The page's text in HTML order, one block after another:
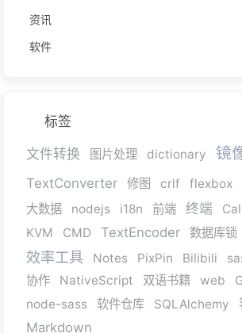
资讯
软件
标签
文件转换 图片处理 dictionary 镜
TextConverter 修图 crlf flexbox
大数据 nodejs i18n 前端 终端
KVM
CMD TextEncoder 数据库锁
效率工具 Notes PixPin Bilibili
协作
NativeScript 双语书籍 web
node-sass
软件仓库 SQLAlchemy
Markdown